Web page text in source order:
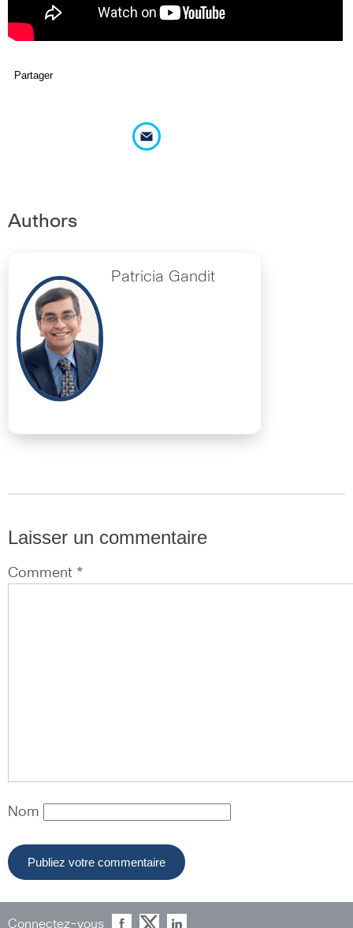
Partager
Authors
Patricia Gandit
Laisser un commentaire
Comment *
Nom
Connectez-vous